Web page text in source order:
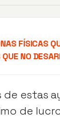
FÍSICAS
NO
estas
de